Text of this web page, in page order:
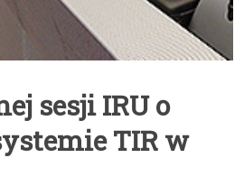
sesji IRU o
TIR w